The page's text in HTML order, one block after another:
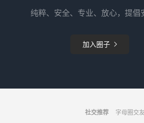
纯粹、安全、专业、放心，提倡
加入圈子 
社交推荐 字母圈交友